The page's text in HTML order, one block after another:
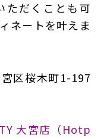
ただくことも可
ネートを叶えま
区桜木町1-197
大宮店（Hotp